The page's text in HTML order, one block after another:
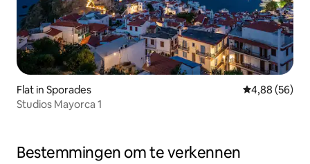
Flat in Sporades Gemiddelde
4,88 (56)
Studios Mayorca 1
Bestemmingen om te verkennen